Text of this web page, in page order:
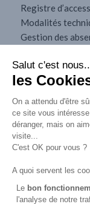
Salut c'est
les
On a attendu d'être
ce site vous
déranger, mais on
visite...
C'est OK pour vous ?
A quoi servent les
Le bon
l'analyse de notre
Registre
Modalités
Gestion des
Mobilité
Mentions légales